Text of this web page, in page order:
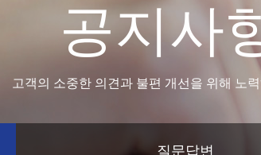
공지사
고객의 소중한 의견과 불편 개선을 위해 노
질문답변